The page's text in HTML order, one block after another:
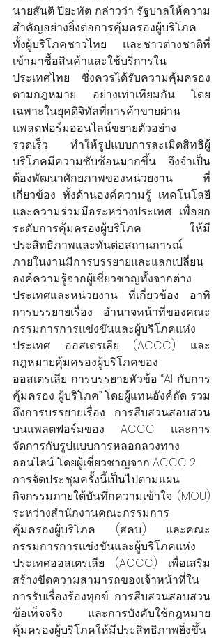
นายสันติ ปิยะทัต กล่าวว่า รัฐบาลให้ความ
สำคัญอย่างยิ่งต่อการคุ้มครองผู้บริโภค
ทั้งผู้บริโภคชาวไทย และชาวต่างชาติที่
เข้ามาซื้อสินค้าและใช้บริการใน
ประเทศไทย ซึ่งควรได้รับความคุ้มครอง
ตามกฎหมาย อย่างเท่าเทียมกัน โดย
เฉพาะในยุคดิจิทัลที่การค้าขายผ่าน
แพลตฟอร์มออนไลน์ขยายตัวอย่าง
รวดเร็ว ทำให้รูปแบบการละเมิดสิทธิผู้
บริโภคมีความซับซ้อนมากขึ้น จึงจำเป็น
ต้องพัฒนาศักยภาพของหน่วยงาน ที่
เกี่ยวข้อง ทั้งด้านองค์ความรู้ เทคโนโลยี
และความร่วมมือระหว่างประเทศ เพื่อยก
ระดับการคุ้มครองผู้บริโภค ให้มี
ประสิทธิภาพและทันต่อสถานการณ์
ภายในงานมีการบรรยายและแลกเปลี่ยน
องค์ความรู้จากผู้เชี่ยวชาญทั้งจากต่าง
ประเทศและหน่วยงาน ที่เกี่ยวข้อง อาทิ
การบรรยายเรื่อง อำนาจหน้าที่ของคณะ
กรรมการการแข่งขันและผู้บริโภคแห่ง
ประเทศ ออสเตรเลีย (ACCC) และ
กฎหมายคุ้มครองผู้บริโภคของ
ออสเตรเลีย การบรรยายหัวข้อ “AI กับการ
คุ้มครอง ผู้บริโภค” โดยผู้แทนอังค์ถัด รวม
ถึงการบรรยายเรื่อง การสืบสวนสอบสวน
บนแพลตฟอร์มของ ACCC และการ
จัดการกับรูปแบบการหลอกลวงทาง
ออนไลน์ โดยผู้เชี่ยวชาญจาก ACCC 2
การจัดประชุมครั้งนี้เป็นไปตามแผน
กิจกรรมภายใต้บันทึกความเข้าใจ (MOU)
ระหว่างสำนักงานคณะกรรมการ
คุ้มครองผู้บริโภค (สคบ.) และคณะ
กรรมการการแข่งขันและผู้บริโภคแห่ง
ประเทศออสเตรเลีย (ACCC) เพื่อเสริม
สร้างขีดความสามารถของเจ้าหน้าที่ใน
การรับเรื่องร้องทุกข์ การสืบสวนสอบสวน
ข้อเท็จจริง และการบังคับใช้กฎหมาย
คุ้มครองผู้บริโภคให้มีประสิทธิภาพยิ่งขึ้น